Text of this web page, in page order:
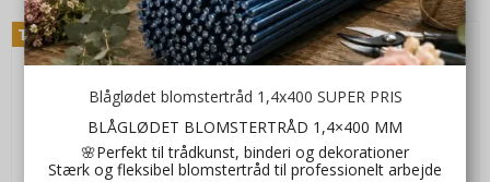
Tilbud
Blåglødet blomstertråd 1,4x400 SUPER PRIS
BLÅGLØDET BLOMSTERTRÅD 1,4×400 MM
🌸Perfekt til trådkunst, binderi og dekorationer
Stærk og fleksibel blomstertråd til professionelt arbejde